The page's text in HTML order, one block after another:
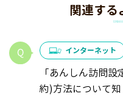
関連する
インターネット
「あんしん訪問
約)方法について知